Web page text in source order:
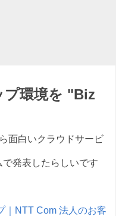
プ環境を "Biz
面白いクラウドサービ
発表したらしいです
｜NTT Com 法人のお客